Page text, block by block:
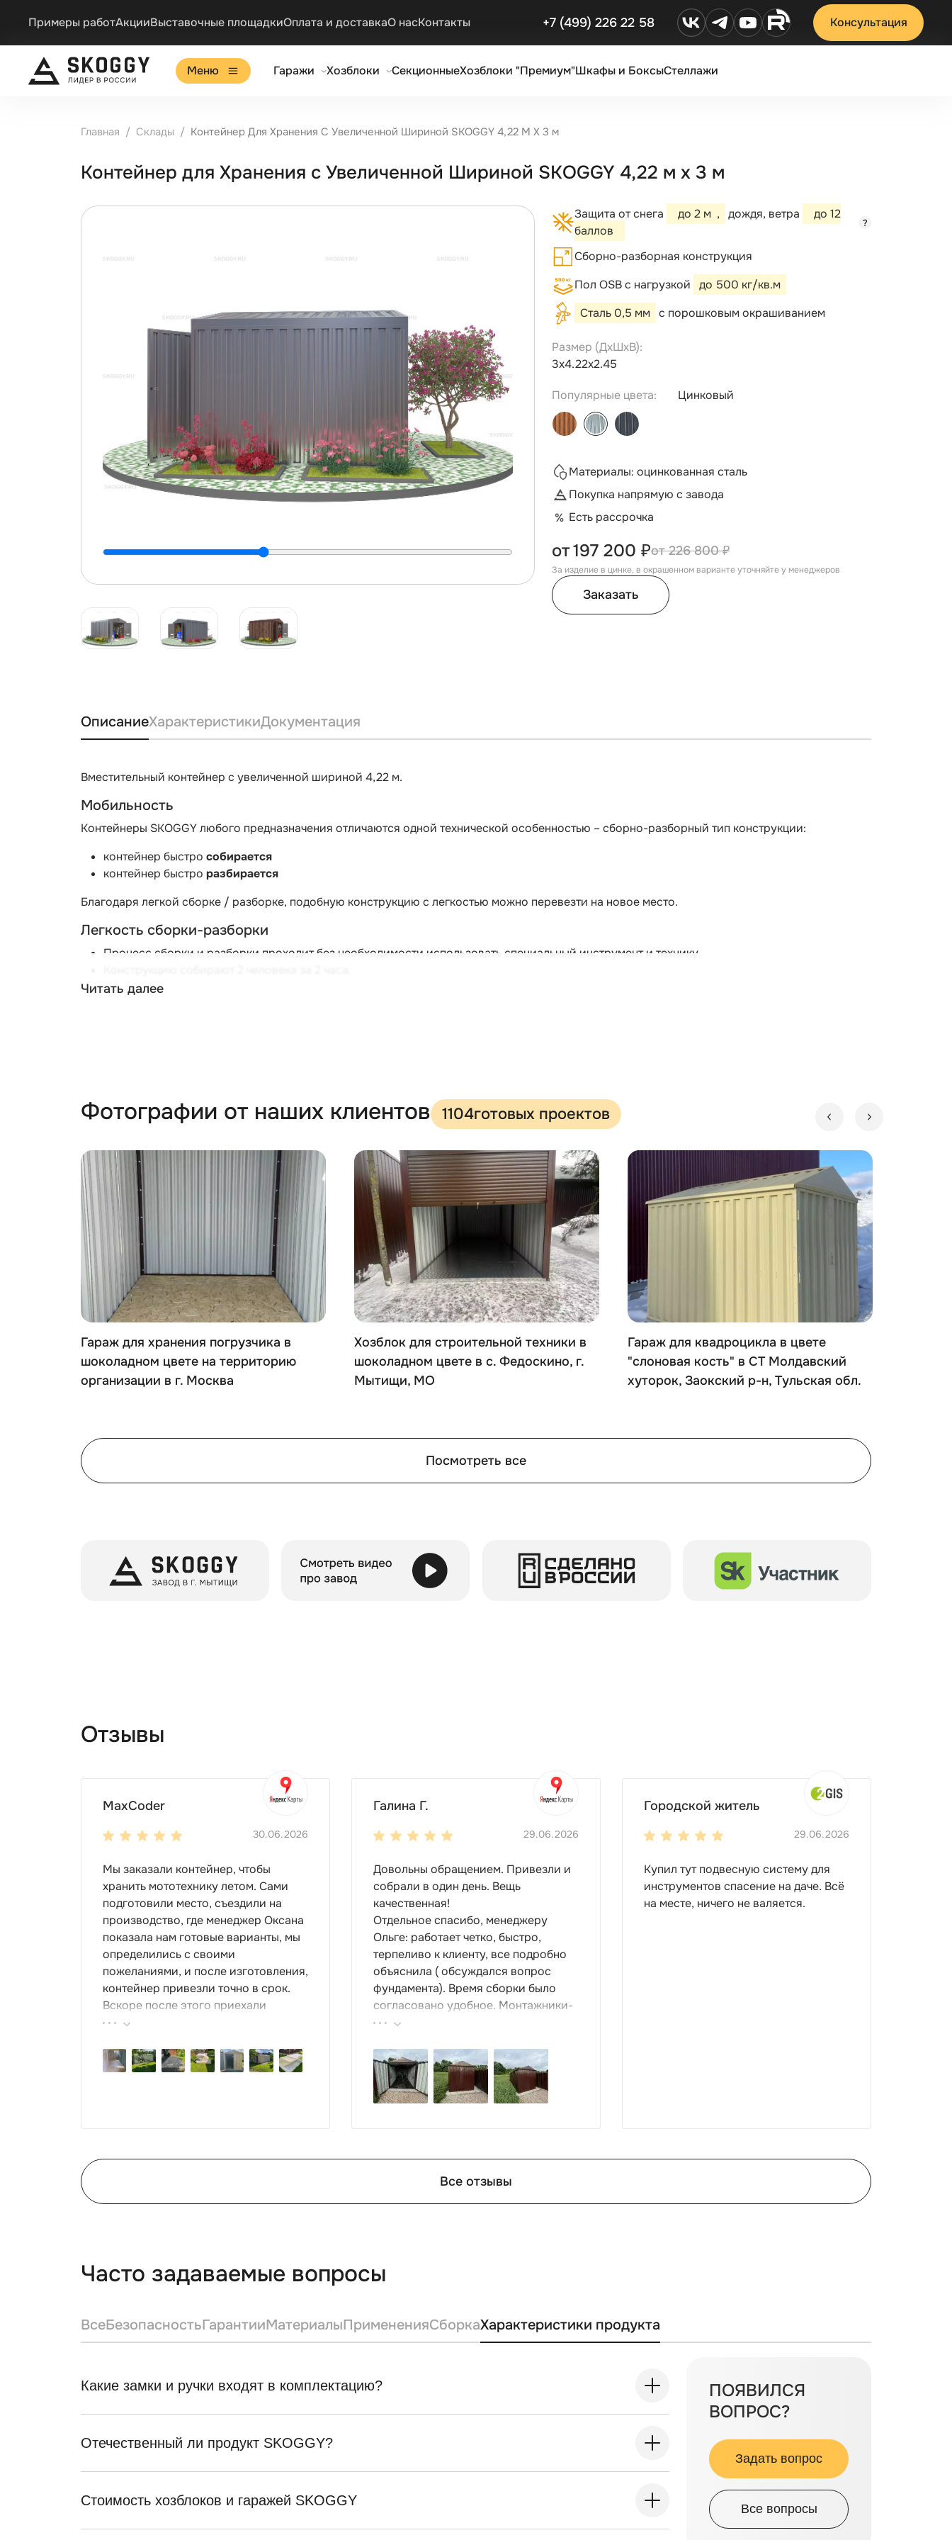
Примеры работАкцииВыставочные площадкиОплата и доставкаО насКонтакты +7 (499) 226 22 58 Консультация
Меню Гаражи Хозблоки СекционныеХозблоки "Премиум"Шкафы и БоксыСтеллажи
Главная Склады Контейнер Для Хранения С Увеличенной Шириной SKOGGY 4,22 М Х 3 м
Контейнер для Хранения с Увеличенной Шириной SKOGGY 4,22 м х 3 м
Защита от снега до 2 м , дождя, ветра
до 12
баллов
?
Сборно-разборная конструкция
Пол OSB с нагрузкой
до 500 кг/кв.м
Сталь 0,5 мм
с порошковым окрашиванием
Размер (ДxШxВ):
3х4.22х2.45
Популярные цвета: Цинковый
Материалы: оцинкованная сталь
Покупка напрямую с завода
Есть рассрочка
226 800 ₽
от197 200 ₽
За изделие в цинке, в окрашенном варианте уточняйте у менеджеров
Заказать
ОписаниеХарактеристикиДокументация
Вместительный контейнер с увеличенной шириной 4,22 м.
Мобильность
Контейнеры SKOGGY любого предназначения отличаются одной технической особенностью – сборно-разборный тип конструкции:
контейнер быстро собирается
контейнер быстро разбирается
Благодаря легкой сборке / разборке, подобную конструкцию с легкостью можно перевезти на новое место.
Легкость сборки-разборки
Процесс сборки и разборки проходит без необходимости использовать специальный инструмент и технику.
Для монтажа контейнеров SKOGGY не требуется подготовка фундамента, достаточно установить фундаментные блоки. Ниже представлена
Видео обзор сборно - разборных конструкций с увеличенной шириной:
Читать далее
Фотографии от наших клиентов 1104готовых проектов
Гараж для хранения погрузчика в
шоколадном цвете на территорию
организации в г. Москва
Хозблок для строительной техники в
шоколадном цвете в с. Федоскино, г.
Мытищи, МО
Гараж для квадроцикла в цвете
"слоновая кость" в СТ Молдавский
хуторок, Заокский р-н, Тульская обл.
Посмотреть все
Отзывы
MaxCoder
30.06.2026
Мы заказали контейнер, чтобы
хранить мототехнику летом. Сами
подготовили место, съездили на
производство, где менеджер Оксана
показала нам готовые варианты, мы
определились с своими
пожеланиями, и после изготовления,
контейнер привезли точно в срок.
Вскоре после этого приехали
ребята-сборщики, быстро, за пару
очень понравился, поэтому всем
советуем эту фирму.
Галина Г.
29.06.2026
Довольны обращением. Привезли и
собрали в один день. Вещь
качественная!
Отдельное спасибо, менеджеру
Ольге: работает четко, быстро,
терпеливо к клиенту, все подробно
объяснила ( обсуждался вопрос
фундамента). Время сборки было
согласовано удобное. Монтажники-
грамотные , культурные ребята.
такой работы : большой выбор
продукции, реальные цены.
Городской житель
29.06.2026
Купил тут подвесную систему для
инструментов спасение на даче. Всё
на месте, ничего не валяется.
Все отзывы
Часто задаваемые вопросы
ВсеБезопасностьГарантииМатериалыПримененияСборкаХарактеристики продукта
Какие замки и ручки входят в комплектацию?
Отечественный ли продукт SKOGGY?
Стоимость хозблоков и гаражей SKOGGY
ПОЯВИЛСЯ
ВОПРОС?
Задать вопрос
Все вопросы